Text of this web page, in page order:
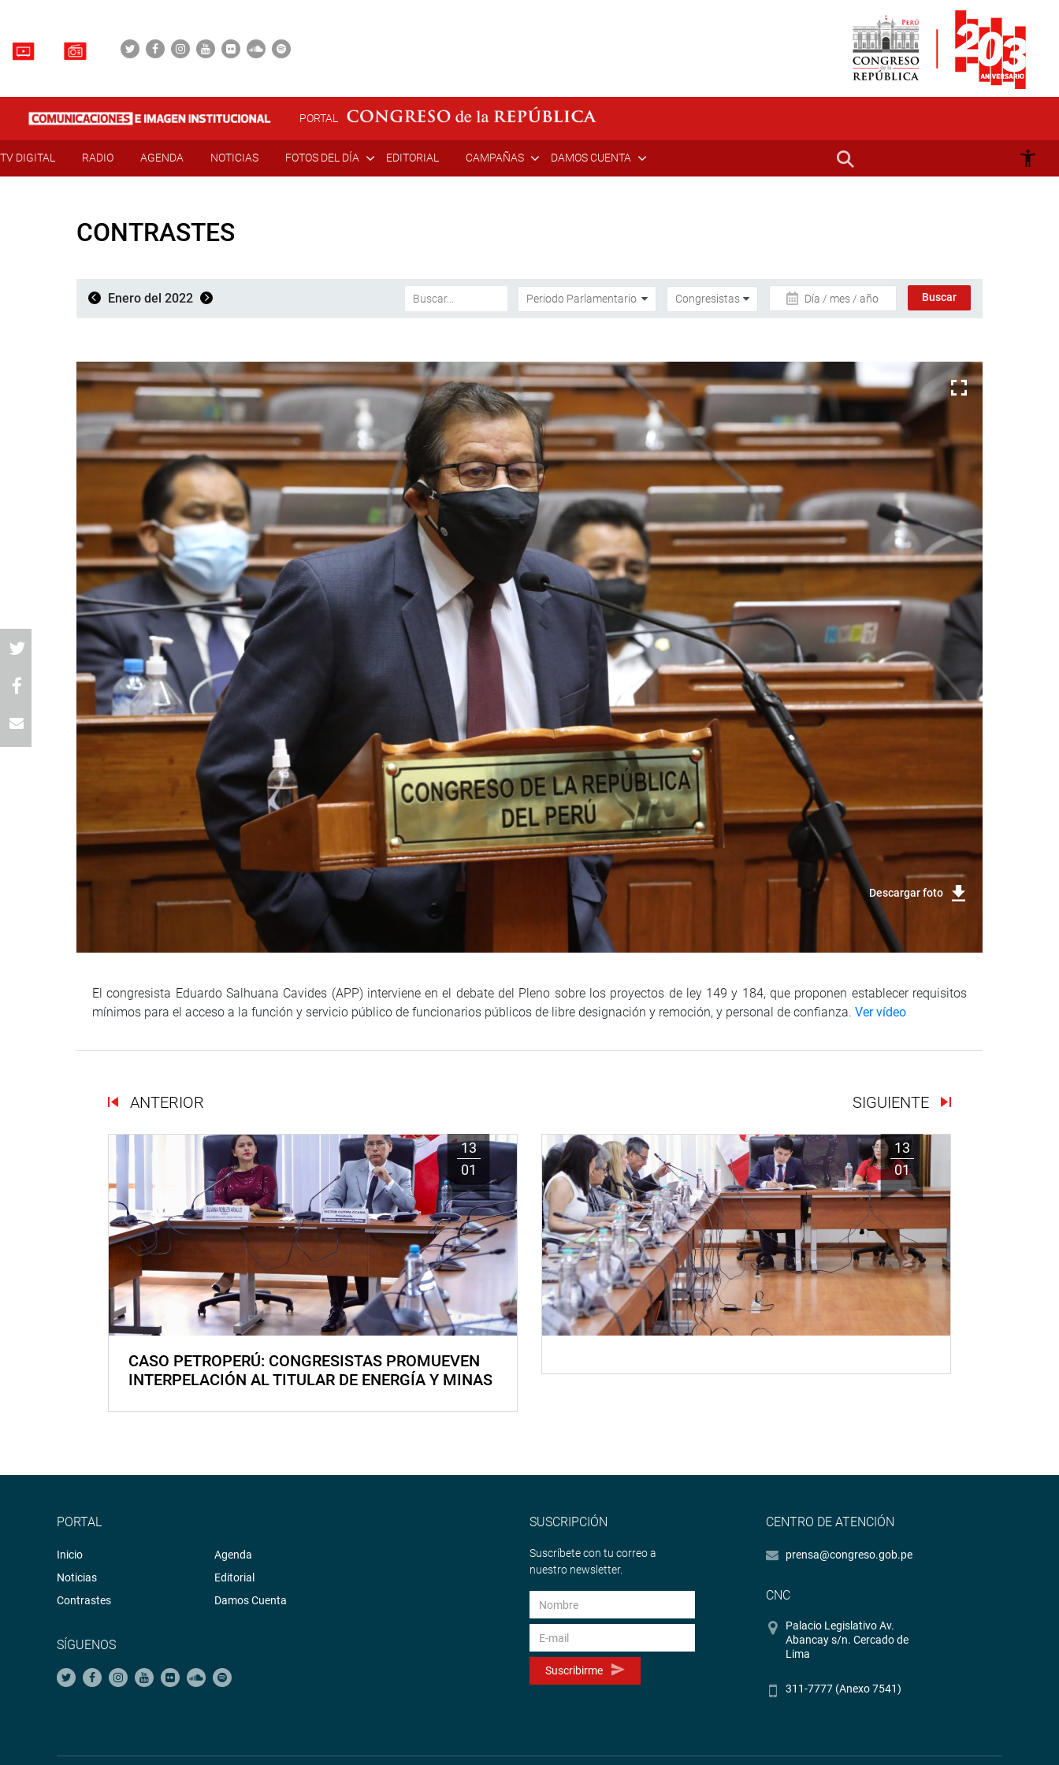
PORTAL
TV DIGITAL RADIO AGENDA NOTICIAS FOTOS DEL DÍA EDITORIAL CAMPAÑAS DAMOS CUENTA
CONTRASTES
Enero del 2022 Día / mes / año
Descargar foto
El congresista Eduardo Salhuana Cavides (APP) interviene en el debate del Pleno sobre los proyectos de ley 149 y 184, que proponen establecer requisitos
mínimos para el acceso a la función y servicio público de funcionarios públicos de libre designación y remoción, y personal de confianza. Ver vídeo
ANTERIOR SIGUIENTE
13
01
CASO PETROPERÚ: CONGRESISTAS PROMUEVEN
INTERPELACIÓN AL TITULAR DE ENERGÍA Y MINAS
13
01
PORTAL
Inicio
Noticias
Contrastes
Agenda
Editorial
Damos Cuenta
SÍGUENOS
SUSCRIPCIÓN
Suscríbete con tu correo a
nuestro newsletter.
Suscribirme
CENTRO DE ATENCIÓN
prensa@congreso.gob.pe
CNC
Palacio Legislativo Av.
Abancay s/n. Cercado de
Lima
311-7777 (Anexo 7541)